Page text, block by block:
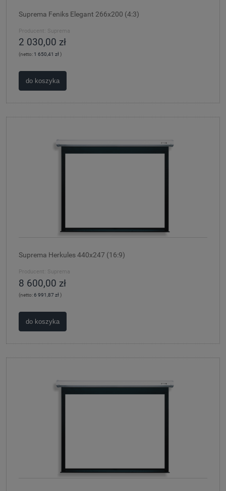
Suprema Feniks Elegant 266x200 (4:3)
Producent: Suprema
2 030,00 zł
(netto: 1 650,41 zł)
do koszyka
Suprema Herkules 440x247 (16:9)
Producent: Suprema
8 600,00 zł
(netto:6 991,87 zł )
do koszyka